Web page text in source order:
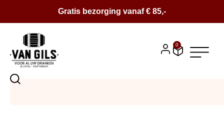
Gratis bezorging vanaf € 85,-
BIER
0